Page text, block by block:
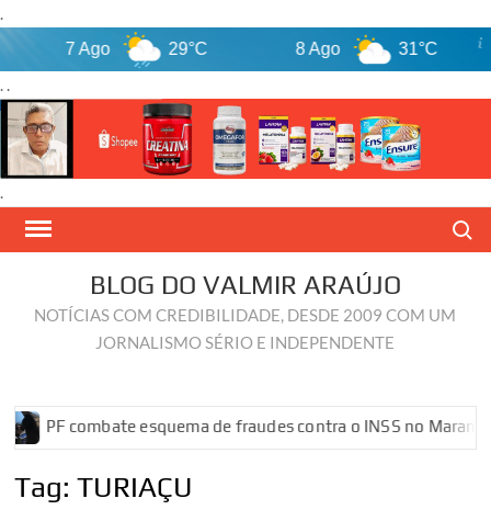
.
7 Ago 29°C 8 Ago 31°C
. .
.
Skip
BLOG DO VALMIR ARAÚJO
NOTÍCIAS COM CREDIBILIDADE, DESDE 2009 COM UM
JORNALISMO SÉRIO E INDEPENDENTE
PF combate esquema de fraudes contra o INSS no Maranhão
Tag:TURIAÇU